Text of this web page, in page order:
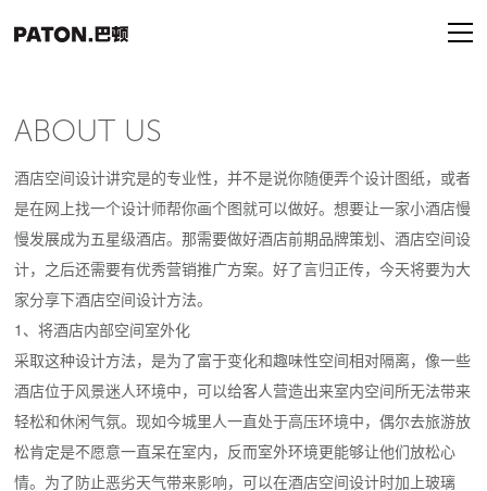
ABOUT US
酒店空间设计讲究是的专业性，并不是说你随便弄个设计图纸，或者
是在网上找一个设计师帮你画个图就可以做好。想要让一家小酒店慢
慢发展成为五星级酒店。那需要做好酒店前期品牌策划、酒店空间设
计，之后还需要有优秀营销推广方案。好了言归正传，今天将要为大
家分享下酒店空间设计方法。
1、将酒店内部空间室外化
采取这种设计方法，是为了富于变化和趣味性空间相对隔离，像一些
酒店位于风景迷人环境中，可以给客人营造出来室内空间所无法带来
轻松和休闲气氛。现如今城里人一直处于高压环境中，偶尔去旅游放
松肯定是不愿意一直呆在室内，反而室外环境更能够让他们放松心
情。为了防止恶劣天气带来影响，可以在酒店空间设计时加上玻璃